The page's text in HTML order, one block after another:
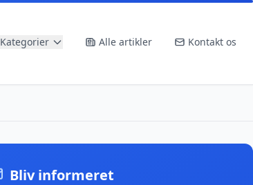
Kategorier Alle artikler Kontakt os
Bliv informeret